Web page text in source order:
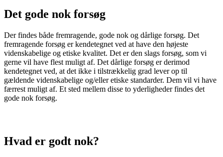
Det gode nok forsøg
Der findes både fremragende, gode nok og dårlige forsøg. Det
fremragende forsøg er kendetegnet ved at have den højeste
videnskabelige og etiske kvalitet. Det er den slags forsøg, som vi
gerne vil have flest muligt af. Det dårlige forsøg er derimod
kendetegnet ved, at det ikke i tilstrækkelig grad lever op til
gældende videnskabelige og/eller etiske standarder. Dem vil vi have
færrest muligt af. Et sted mellem disse to yderligheder findes det
gode nok forsøg.
Hvad er godt nok?